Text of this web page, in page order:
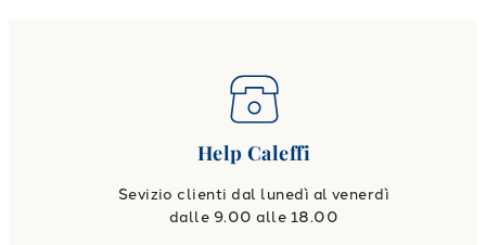
Help Caleffi
Sevizio clienti dal lunedì al venerdì
dalle 9.00 alle 18.00